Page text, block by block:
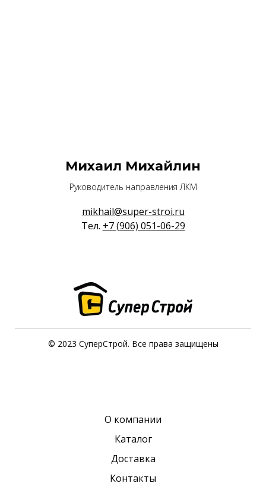
Михаил Михайлин
Руководитель направления ЛКМ
mikhail@super-stroi.ru
Тел. +7 (906) 051-06-29
© 2023 СуперСтрой. Все права защищены
О компании
Каталог
Доставка
Контакты